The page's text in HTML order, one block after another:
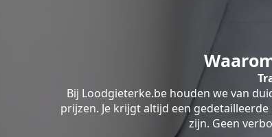
Bij Loodgieterke.be houden we van
prijzen. Je krijgt altijd een
zijn. Geen